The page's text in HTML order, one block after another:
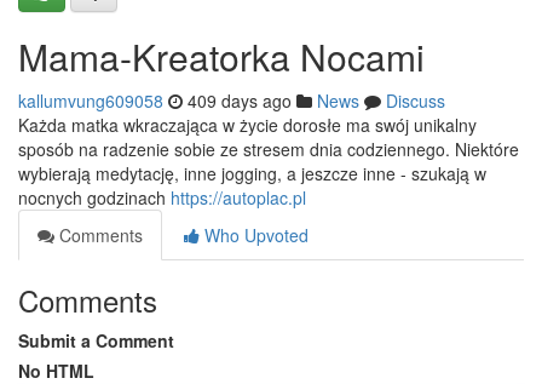
Mama-Kreatorka Nocami
kallumvung609058 409 days ago News
Discuss
Każda matka wkraczająca w życie dorosłe ma swój unikalny
sposób na radzenie sobie ze stresem dnia codziennego. Niektóre
wybierają medytację, inne jogging, a jeszcze inne - szukają w
nocnych godzinach https://autoplac.pl
Comments
Who Upvoted
Comments
Submit a Comment
No HTML